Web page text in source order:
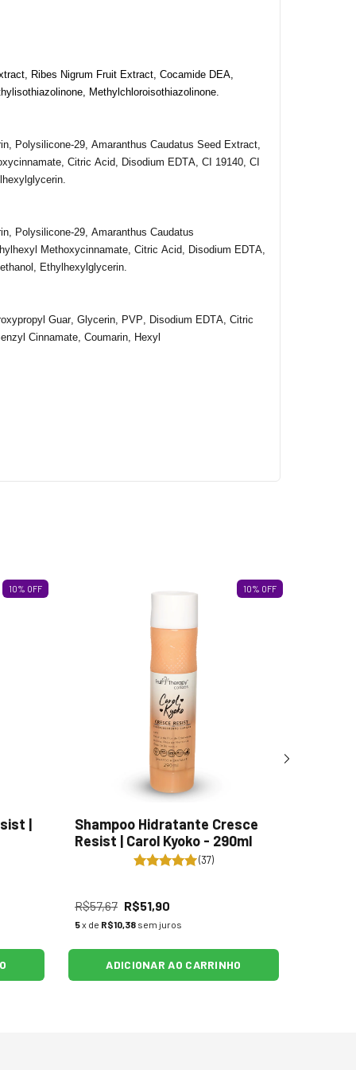
Ribes Nigrum Fruit Extract, Cocamide DEA,
Methylchloroisothiazolinone.
, Polysilicone-29, Amaranthus Caudatus Seed Extract
Citric Acid, Disodium EDTA, CI 19140, CI
Polysilicone-29, Amaranthus Caudatus
Methoxycinnamate, Citric Acid, Disodium EDTA,
Ethylhexylglycerin
Guar, Glycerin, PVP, Disodium EDTA, Citric
Cinnamate, Coumarin, Hexyl
10% OFF
|
10% OFF
Shampoo Hidratante Cresce
Resist | Carol Kyoko - 290ml
(37)
R$57,67 R$51,90
5x de R$10,38 sem juros
ADICIONAR AO CARRINHO